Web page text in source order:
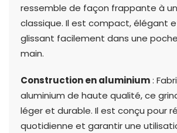
ressemble de façon frappante à
classique. Il est compact, élégant
glissant facilement dans une
main.
Construction en aluminium:
aluminium de haute qualité, ce
léger et durable. Il est conçu pour
quotidienne et garantir une